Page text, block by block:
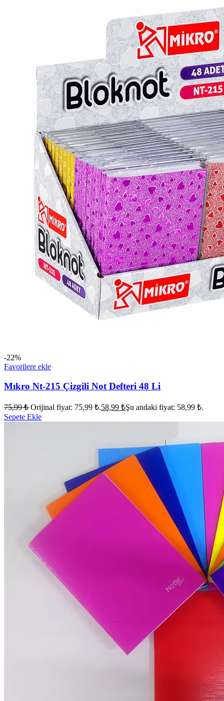
-22%
Favorilere ekle
Mıkro Nt-215 Çizgili Not Defteri 48 Li
75,99₺ Orijinal fiyat: 75,99 ₺.58,99 ₺Şu andaki fiyat: 58,99 ₺.
Sepete Ekle